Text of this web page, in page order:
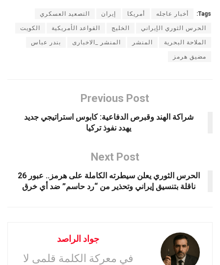
Tags: أخبار عاجله أمريكا إيران التصعيد العسكري
الحرس الثوري الإيراني الخليج القواعد الأمريكية الكويت
الملاحة البحرية المنشر المنشر _الاخبارى بندر عباس
مضيق هرمز
Previous Post
شراكة الهند وقبرص الدفاعية: كابوس استراتيجي جديد
يهدد نفوذ تركيا
Next Post
الحرس الثوري يعلن سيطرته الكاملة على هرمز.. عبور 26
ناقلة بتنسيق إيراني وتحذير من “رد حاسم” ضد أي خرق
جواد الراصد
في معركة الكلمة قلمى لا